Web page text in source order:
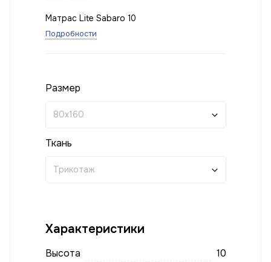
Матрас Lite Sabaro 10
Подробности
Размер
80x160
Ткань
Трикотаж
Характеристики
Высота
10